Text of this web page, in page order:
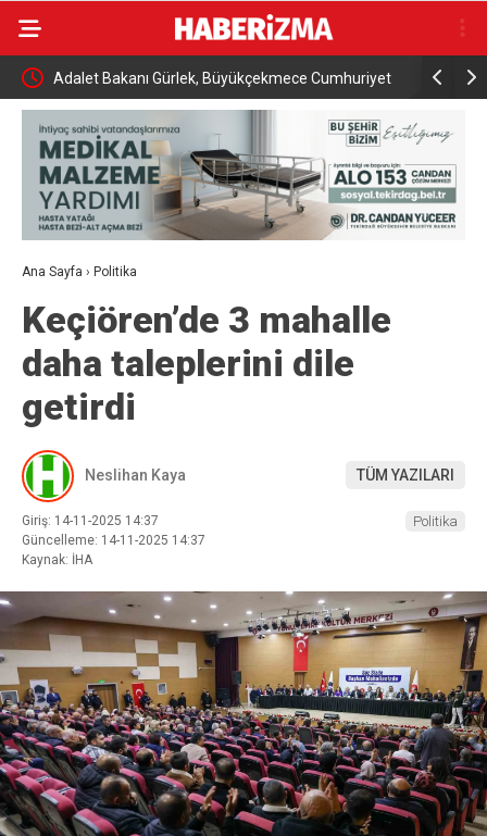
Cumhuriyet İran Dışişleri Bakanı Arakçi: “Hürmüz konusunda
Umman’la anlaşmaya çok yakınız”
Ana Sayfa › Politika
Keçiören’de 3 mahalle
daha taleplerini dile
getirdi
Neslihan Kaya TÜM YAZILARI
Giriş: 14-11-2025 14:37
Güncelleme: 14-11-2025 14:37
Kaynak: İHA
Politika